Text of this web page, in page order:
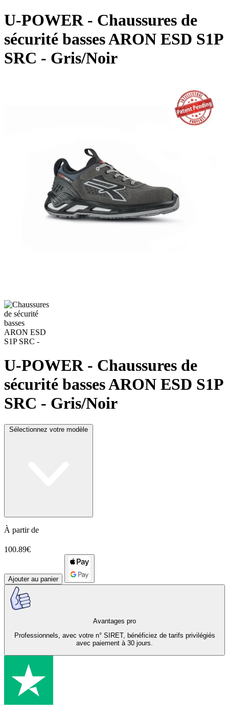
U-POWER - Chaussures de
sécurité basses ARON ESD S1P
SRC - Gris/Noir
U-POWER - Chaussures de
sécurité basses ARON ESD S1P
SRC - Gris/Noir
Sélectionnez votre modèle
À partir de
100.89€
Ajouter au panier
Avantages pro
Professionnels, avec votre n° SIRET, bénéficiez de tarifs privilégiés
avec paiement à 30 jours.